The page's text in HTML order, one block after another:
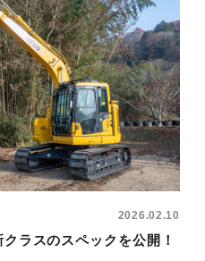
2026.02.10
ラスのスペックを公開！